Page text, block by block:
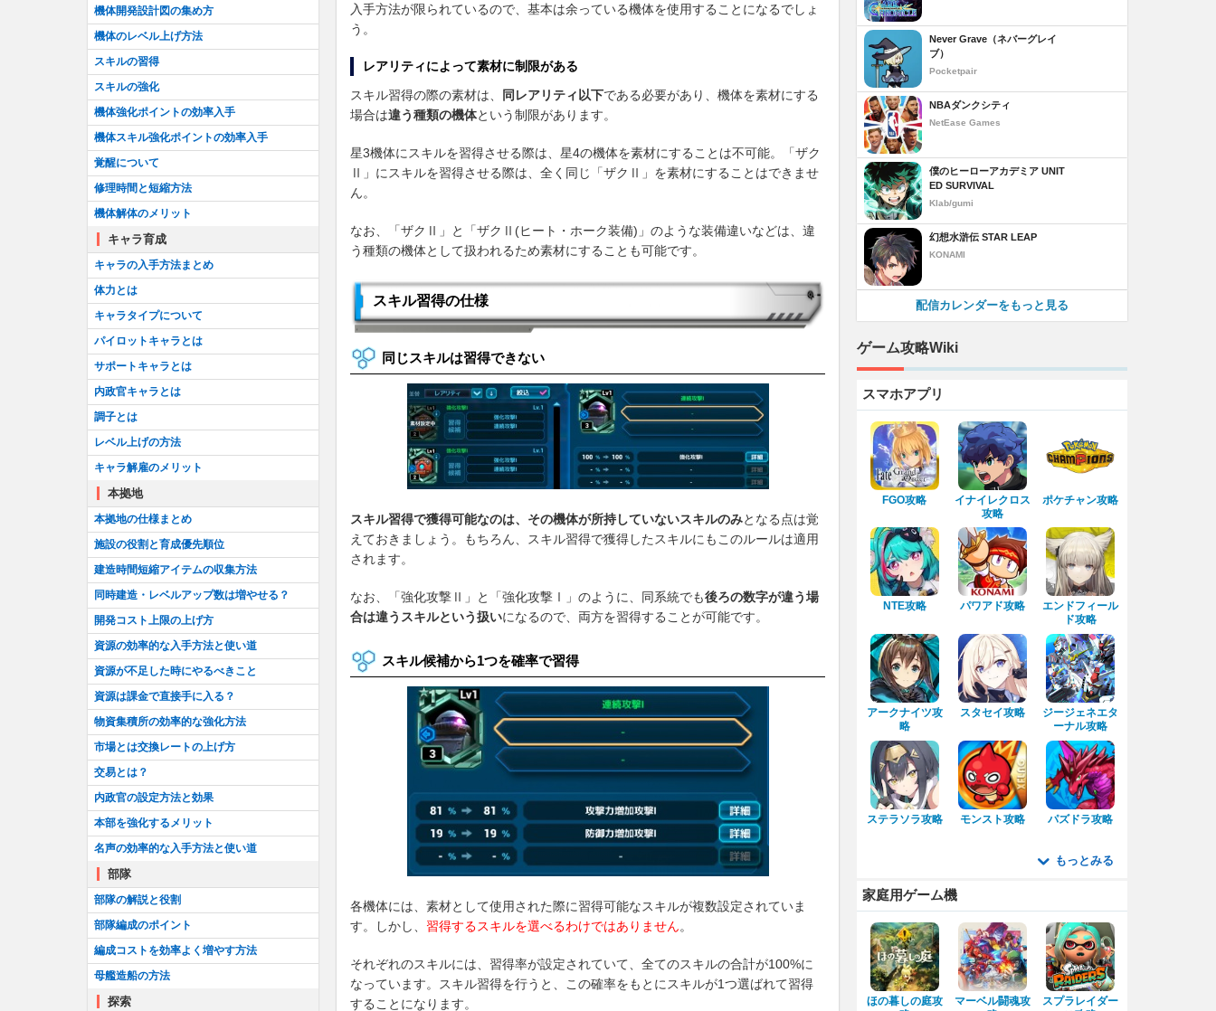
入手方法が限られているので、基本は余っている機体を使用することになるでしょ
う。
レアリティによって素材に制限がある
スキル習得の際の素材は、
同レアリティ以下である必要があり、機体を素材にする
場合は違う種類の機体という制限があります。
星3機体にスキルを習得させる際は、星4の機体を素材にすることは不可能。「ザク
Ⅱ」にスキルを習得させる際は、全く同じ「ザクⅡ」を素材にすることはできませ
ん。
なお、「ザクⅡ」と「ザクⅡ(ヒート・ホーク装備)」のような装備違いなどは、違
う種類の機体として扱われるため素材にすることも可能です。
スキル習得の仕様
同じスキルは習得できない
スキル習得で獲得可能なのは、その機体が所持していないスキルのみとなる点は覚
えておきましょう。もちろん、スキル習得で獲得したスキルにもこのルールは適用
されます。
なお、「強化攻撃Ⅱ」と「強化攻撃Ⅰ」のように、同系統でも後ろの数字が違う場
合は違うスキルという扱いになるので、両方を習得することが可能です。
スキル候補から1つを確率で習得
各機体には、素材として使用された際に習得可能なスキルが複数設定されていま
す。しかし、 習得するスキルを選べるわけではありません。
それぞれのスキルには、習得率が設定されていて、全てのスキルの合計が100%に
なっています。スキル習得を行うと、この確率をもとにスキルが1つ選ばれて習得
することになります。
機体開発設計図の集め方
機体のレベル上げ方法
スキルの習得
スキルの強化
機体強化ポイントの効率入手
機体スキル強化ポイントの効率入手
覚醒について
修理時間と短縮方法
機体解体のメリット
キャラ育成
キャラの入手方法まとめ
体力とは
キャラタイプについて
パイロットキャラとは
サポートキャラとは
内政官キャラとは
調子とは
レベル上げの方法
キャラ解雇のメリット
本拠地
本拠地の仕様まとめ
施設の役割と育成優先順位
建造時間短縮アイテムの収集方法
同時建造・レベルアップ数は増やせる？
開発コスト上限の上げ方
資源の効率的な入手方法と使い道
資源が不足した時にやるべきこと
資源は課金で直接手に入る？
物資集積所の効率的な強化方法
市場とは交換レートの上げ方
交易とは？
内政官の設定方法と効果
本部を強化するメリット
名声の効率的な入手方法と使い道
部隊
部隊の解説と役割
部隊編成のポイント
編成コストを効率よく増やす方法
母艦造船の方法
探索
Never Grave（ネバーグレイ
ブ）
Pocketpair
NBAダンクシティ
NetEase Games
僕のヒーローアカデミア UNIT
ED SURVIVAL
Klab/gumi
幻想水滸伝 STAR LEAP
KONAMI
配信カレンダーをもっと見る
ゲーム攻略Wiki
スマホアプリ
FGO攻略
イナイレクロス
攻略
ポケチャン攻略
NTE攻略 パワアド攻略
エンドフィール
ド攻略
アークナイツ攻
略
スタセイ攻略
ジージェネエタ
ーナル攻略
ステラソラ攻略 モンスト攻略 パズドラ攻略
もっとみる
家庭用ゲーム機
ほの暮しの庭攻
マーベル闘魂攻
スプラレイダー